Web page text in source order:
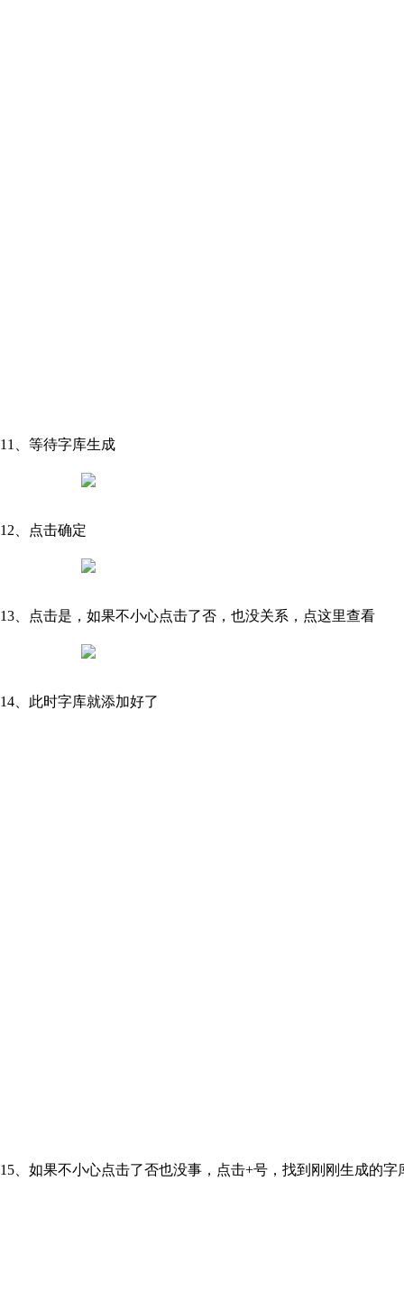
11、等待字库生成
12、点击确定
13、点击是，如果不小心点击了否，也没关系，点这里查看
14、此时字库就添加好了
15、如果不小心点击了否也没事，点击+号，找到刚刚生成的字